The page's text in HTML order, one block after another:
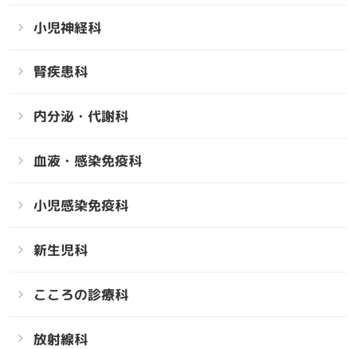
小児神経科
腎疾患科
内分泌・代謝科
血液・感染免疫科
小児感染免疫科
新生児科
こころの診療科
放射線科